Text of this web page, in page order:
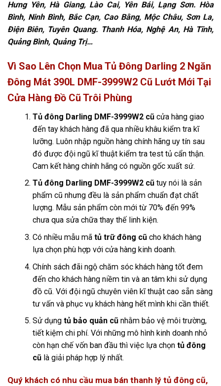
Hưng Yên, Hà Giang, Lào Cai, Yên Bái, Lạng Sơn. Hòa
Bình, Ninh Bình, Bắc Cạn, Cao Bằng, Mộc Châu, Sơn La,
Điện Biên, Tuyên Quang. Thanh Hóa, Nghệ An, Hà Tĩnh,
Quảng Bình, Quảng Trị…
Vì Sao Lên Chọn Mua Tủ Đông Darling 2 Ngăn
Đông Mát 390L DMF-3999W2 Cũ Lướt Mới Tại
Cửa Hàng Đồ Cũ Trôi Phùng
Tủ đông Darling DMF-3999W2 cũ cửa hàng giao
đến tay khách hàng đã qua nhiều khâu kiểm tra kĩ
lưỡng. Luôn nhập nguồn hàng chính hãng uy tín sau
đó được đội ngũ kĩ thuật kiểm tra test tủ cẩn thận.
Cam kết hàng chính hãng có nguồn gốc xuất sứ.
Tủ đông Darling DMF-3999W2 cũ tuy nói là sản
phẩm cũ nhưng đều là sản phẩm chuẩn đạt chất
lượng. Mẫu sản phẩm còn mới từ 70% đến 99%
chưa qua sửa chữa thay thế linh kiện.
Có nhiều mẫu mã tủ trữ đông cũ cho khách hàng
lựa chọn phù hợp với cửa hàng kinh doanh.
Chính sách đãi ngộ chăm sóc khách hàng tốt đem
đến cho khách hàng niềm tin và an tâm khi sử dụng
đồ cũ. Với đội ngũ chuyên viên kĩ thuật cao sẵn sàng
tư vấn và phục vụ khách hàng hết mình khi cần thiết.
Sử dụng tủ bảo quản cũ nhằm bảo vệ môi trường,
tiết kiệm chi phí. Với những mô hình kinh doanh nhỏ
còn hạn chế vốn ban đầu thì việc lựa chọn tủ đông
cũ là giải pháp hợp lý nhất.
Quý khách có nhu cầu mua bán thanh lý tủ đông cũ,